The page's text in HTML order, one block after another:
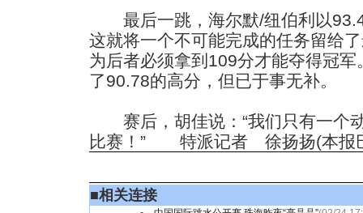
最后一跳，海尔默/纽伯利以
这就将一个不可能完成的任务留给
为后者必须拿到109分才能夺得冠
了90.78的高分，但已于事无补。
赛后，胡佳说：“我们只有一个
比赛！” 特派记者 徐扬扬(本报
■相关连接